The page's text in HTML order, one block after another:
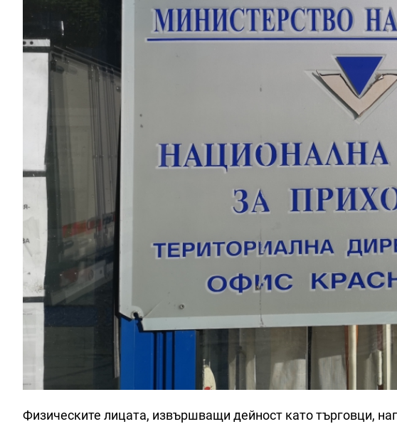
Физическите лицата, извършващи дейност като търговци,